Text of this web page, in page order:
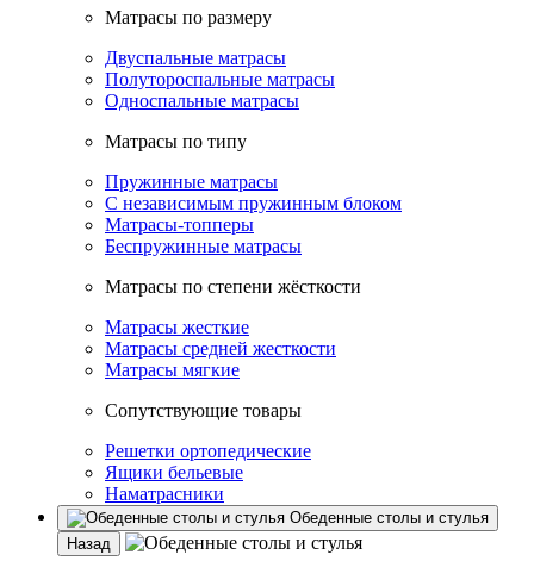
Матрасы по размеру
Двуспальные матрасы
Полутороспальные матрасы
Односпальные матрасы
Матрасы по типу
Пружинные матрасы
С независимым пружинным блоком
Матрасы-топперы
Беспружинные матрасы
Матрасы по степени жёсткости
Матрасы жесткие
Матрасы средней жесткости
Матрасы мягкие
Сопутствующие товары
Решетки ортопедические
Ящики бельевые
Наматрасники
Обеденные столы и стулья
Назад